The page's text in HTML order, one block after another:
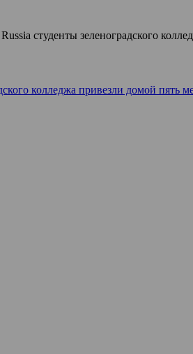
студенты зеленоградского
колледжа привезли домой пять